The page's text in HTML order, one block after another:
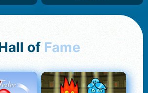
Hall of Fame